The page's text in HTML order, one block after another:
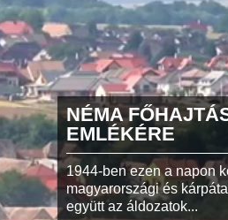
NÉMA
EMLÉKÉRE
1944-ben ezen a napon
magyarországi és
együtt az áldozatok...